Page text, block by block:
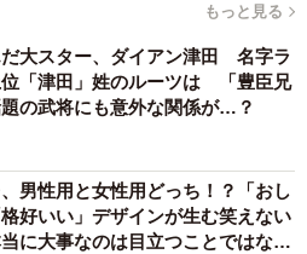
もっと見る
大スター、ダイアン津田 名字ラ
位「津田」姓のルーツは 「豊臣兄
の武将にも意外な関係が…？
男性用と女性用どっち！？「おし
好いい」デザインが生む笑えない
に大事なのは目立つことではな